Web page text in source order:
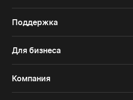
Поддержка
Для бизнеса
Компания